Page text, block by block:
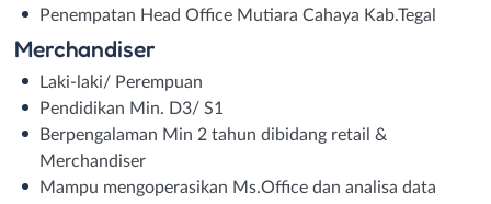
Penempatan Head Office Mutiara Cahaya Kab.Tegal
Merchandiser
Laki-laki/ Perempuan
Pendidikan Min. D3/ S1
Berpengalaman Min 2 tahun dibidang retail &
Merchandiser
Mampu mengoperasikan Ms.Office dan analisa data